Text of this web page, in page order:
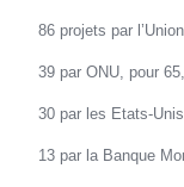
86 projets par
39 par ONU, pour
30 par les Etats-
13 par la Banque